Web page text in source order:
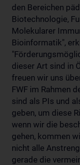
den Bereichen
Biotechnologie,
Molekularer
Bioinformatik",
dieser Art sind in
freuen wir uns
FWF im Rahmen
sind als PIs und
geben, um diese
wenn wir die
gehen, kommen
nicht alle
gerade die